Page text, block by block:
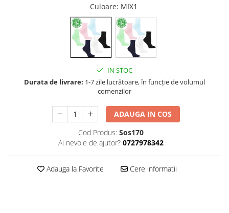
Culoare: MIX1
IN STOC
Durata de livrare: 1-7 zile lucrătoare, în funcție de volumul
comenzilor
ADAUGA IN COS
Cod Produs: Sos170
Ai nevoie de ajutor? 0727978342
Adauga la Favorite Cere informatii